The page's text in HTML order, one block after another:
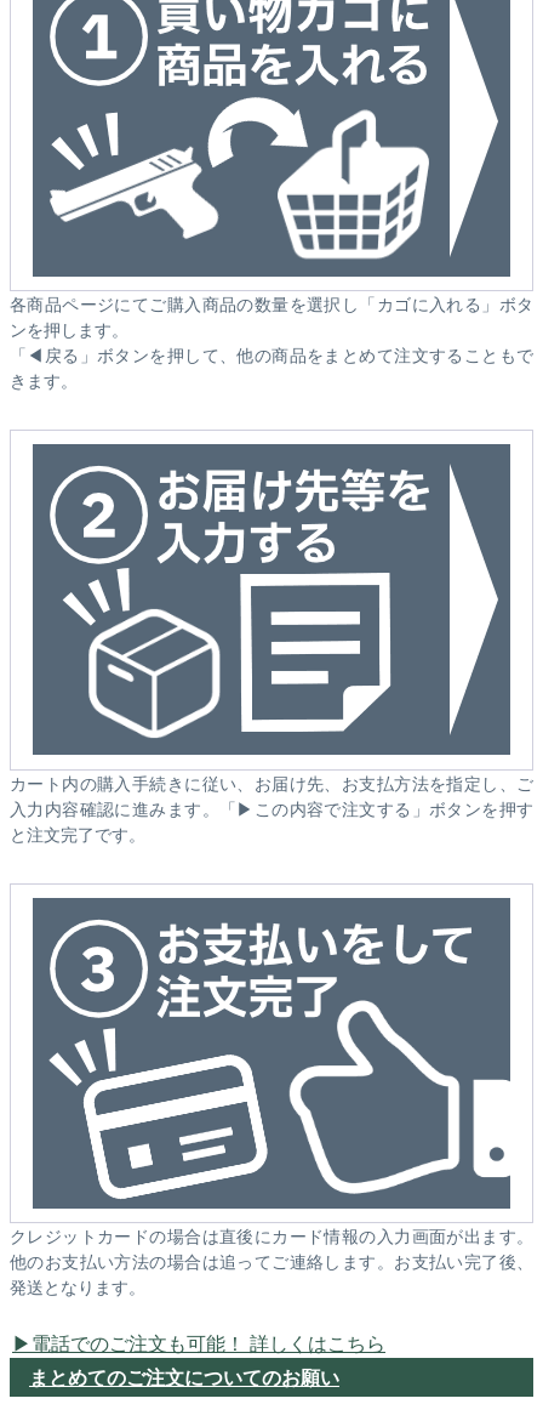
各商品ページにてご購入商品の数量を選択し「カゴに入れる」ボタ
ンを押します。
「◀戻る」ボタンを押して、他の商品をまとめて注文することもで
きます。
カート内の購入手続きに従い、お届け先、お支払方法を指定し、ご
入力内容確認に進みます。「▶この内容で注文する」ボタンを押す
と注文完了です。
クレジットカードの場合は直後にカード情報の入力画面が出ます。
他のお支払い方法の場合は追ってご連絡します。お支払い完了後、
発送となります。
電話でのご注文も可能！ 詳しくはこちら
まとめてのご注文についてのお願い